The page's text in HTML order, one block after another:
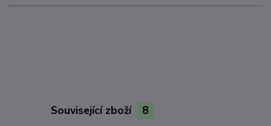
Související zboží 8